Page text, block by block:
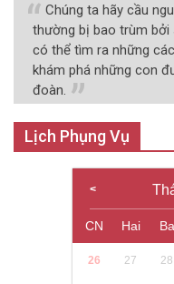
Chúng ta hãy cầu
thường bị bao trùm bởi
có thể tìm ra những
khám phá những con
đoàn.
Lịch Phụng Vụ
CN Hai Ba
26 27 28